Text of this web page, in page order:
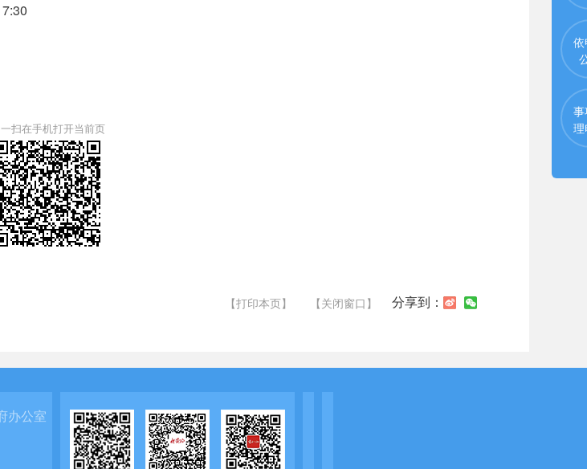
扫在手机打开当前页
【打印本页】 【关闭窗口】 分享到：
办公室